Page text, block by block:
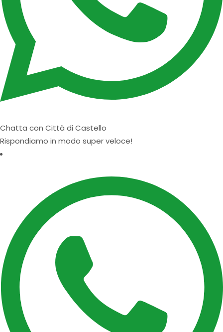
Chatta con Città di Castello
Rispondiamo in modo super veloce!